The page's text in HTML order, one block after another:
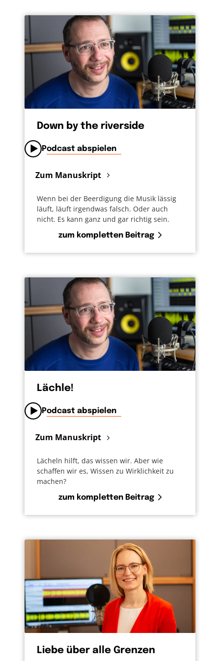
Wettrennen zusehe, freue ich mich, dass Gott
beides gemacht hat. Sonne und Regen.
Wolken und blauen Himmel. Auch in mir hat
er Freude und Trauer gemacht. Beides gehört
zum Leben. An schweren Tagen vertraue ich
darauf, dass Gott mir beisteht und Kraft gibt.
Und ich weiß, dass Gott mir auch wieder
einen schönen, sonnigen Tag schenken wird.
Down by the riverside
Podcast abspielen
Zum Manuskript
Wenn bei der Beerdigung die Musik lässig
läuft, läuft irgendwas falsch. Oder auch
nicht. Es kann ganz und gar richtig sein.
zum kompletten Beitrag
Lächle!
Podcast abspielen
Zum Manuskript
Lächeln hilft, das wissen wir. Aber wie
schaffen wir es, Wissen zu Wirklichkeit zu
machen?
zum kompletten Beitrag
Liebe über alle Grenzen